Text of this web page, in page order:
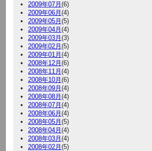
2009年07月 (6)
2009年06月 (4)
2009年05月 (5)
2009年04月 (4)
2009年03月 (3)
2009年02月 (5)
2009年01月 (4)
2008年12月 (6)
2008年11月 (4)
2008年10月 (6)
2008年09月 (4)
2008年08月 (4)
2008年07月 (4)
2008年06月 (4)
2008年05月 (5)
2008年04月 (4)
2008年03月 (4)
2008年02月 (5)